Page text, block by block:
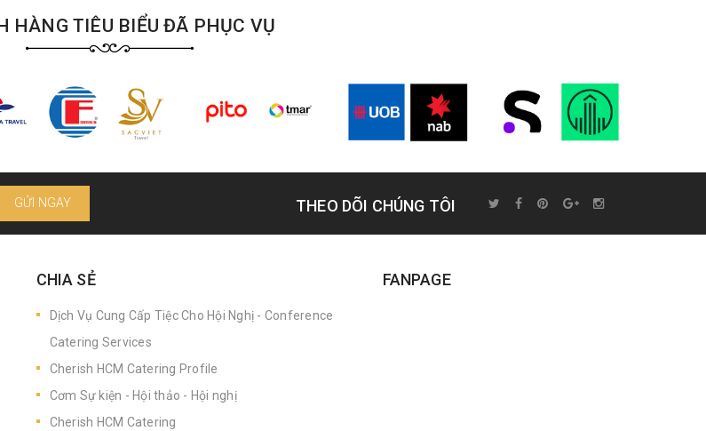
HÀNG TIÊU BIỂU ĐÃ PHỤC VỤ
GỬI NGAY THEO DÕI CHÚNG TÔI
CHIA SẺ
Dịch Vụ Cung Cấp Tiệc Cho Hội Nghị - Conference
Catering Services
Cherish HCM Catering Profile
Cơm Sự kiện - Hội thảo - Hội nghị
Cherish HCM Catering
FANPAGE